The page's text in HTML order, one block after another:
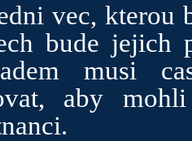
vec,
bude jejich
musi
aby